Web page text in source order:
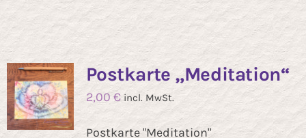
Postkarte „Meditation“
2,00 € incl. MwSt.
Postkarte "Meditation"